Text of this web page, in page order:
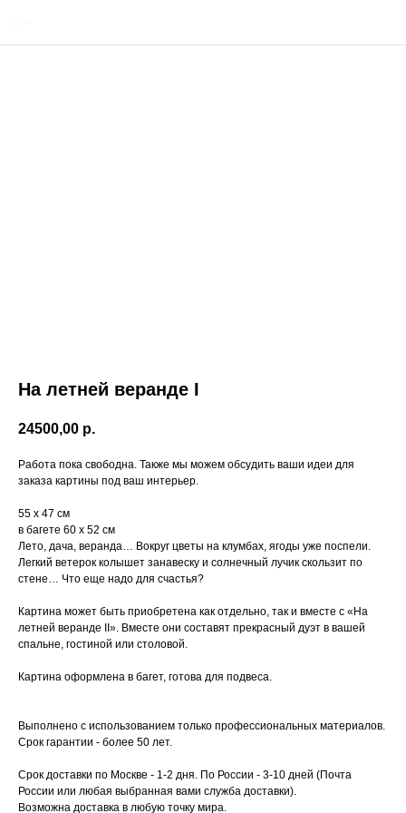
На летней веранде I
24500,00 р.
Работа пока свободна. Также мы можем обсудить ваши идеи для
заказа картины под ваш интерьер.
55 х 47 см
в багете 60 х 52 см
Лето, дача, веранда… Вокруг цветы на клумбах, ягоды уже поспели.
Легкий ветерок колышет занавеску и солнечный лучик скользит по
стене… Что еще надо для счастья?
Картина может быть приобретена как отдельно, так и вместе с «На
летней веранде II». Вместе они составят прекрасный дуэт в вашей
спальне, гостиной или столовой.
Картина оформлена в багет, готова для подвеса.
Выполнено с использованием только профессиональных материалов.
Срок гарантии - более 50 лет.
Срок доставки по Москве - 1-2 дня. По России - 3-10 дней (Почта
России или любая выбранная вами служба доставки).
Возможна доставка в любую точку мира.